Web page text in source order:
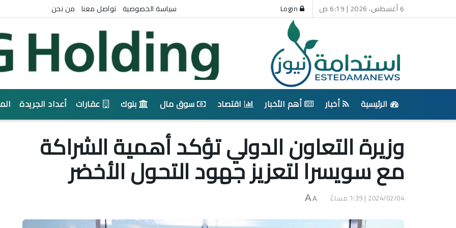
6 أغسطس، 2026 | 6:19 ص سياسة الخصوصية تواصل معنا من نحن
الرئيسية أخبار أهم الأخبار اقتصاد سوق مال بنوك عقارات أعداد الجريدة
وزيرة التعاون الدولي تؤكد أهمية الشراكة
مع سويسرا لتعزيز جهود التحول الأخضر
2024/02/04 | 1:39 مساءً A
A